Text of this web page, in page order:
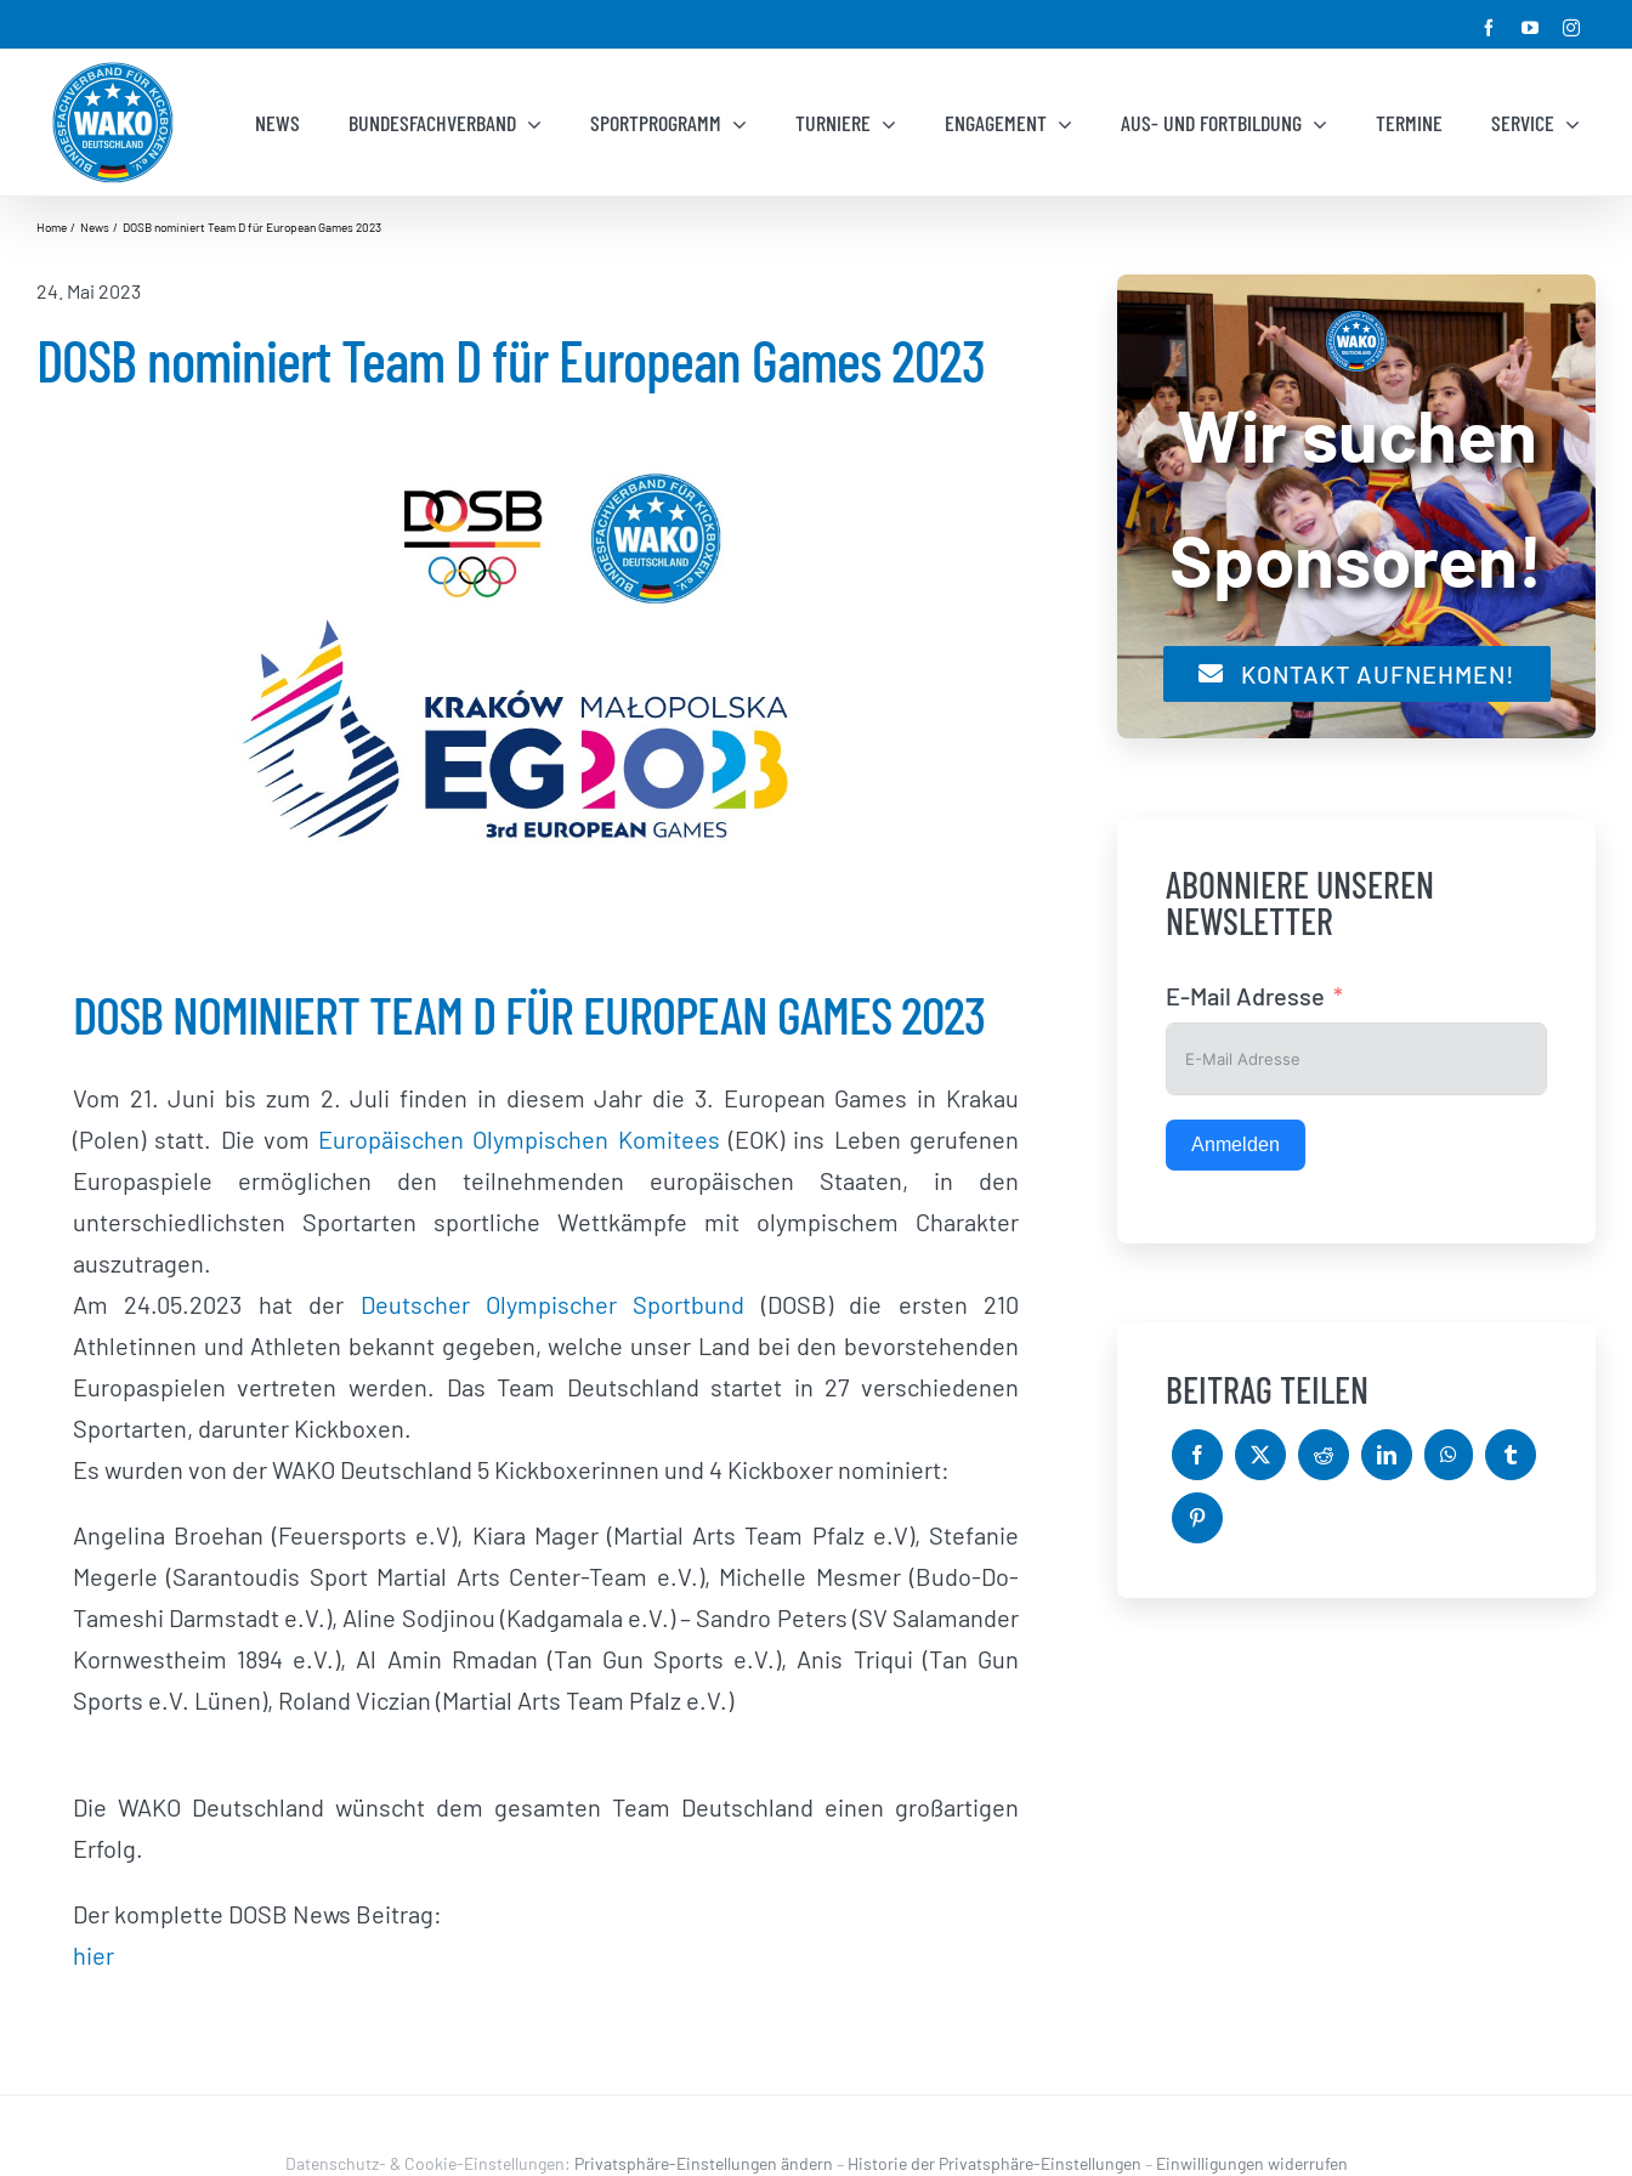
springen
FacebookYouTube
NEWS BUNDESFACHVERBAND SPORTPROGRAMM TURNIERE ENGAGEMENT AUS- UND FORTBILDUNG TERMINE SERVICE
Home News DOSB nominiert Team D für European Games 2023
24. Mai 2023
DOSB nominiert Team D für European Games 2023
DOSB NOMINIERT TEAM D FÜR EUROPEAN GAMES 2023
Vom 21. Juni bis zum 2. Juli finden in diesem Jahr die 3. European Games in Krakau
(Polen) statt. Die vom Europäischen Olympischen Komitees (EOK) ins Leben gerufenen
Europaspiele ermöglichen den teilnehmenden europäischen Staaten, in den
unterschiedlichsten Sportarten sportliche Wettkämpfe mit olympischem Charakter
auszutragen.
Am 24.05.2023 hat der Deutscher Olympischer Sportbund (DOSB) die ersten 210
Athletinnen und Athleten bekannt gegeben, welche unser Land bei den bevorstehenden
Europaspielen vertreten werden. Das Team Deutschland startet in 27 verschiedenen
Sportarten, darunter Kickboxen.
Es wurden von der WAKO Deutschland 5 Kickboxerinnen und 4 Kickboxer nominiert:
Angelina Broehan (Feuersports e.V), Kiara Mager (Martial Arts Team Pfalz e.V), Stefanie
Megerle (Sarantoudis Sport Martial Arts Center-Team e.V.), Michelle Mesmer (Budo-Do-
Tameshi Darmstadt e.V.), Aline Sodjinou (Kadgamala e.V.) – Sandro Peters (SV Salamander
Kornwestheim 1894 e.V.), Al Amin Rmadan (Tan Gun Sports e.V.), Anis Triqui (Tan Gun
Sports e.V. Lünen), Roland Viczian (Martial Arts Team Pfalz e.V.)
Die WAKO Deutschland wünscht dem gesamten Team Deutschland einen großartigen
Erfolg.
Der komplette DOSB News Beitrag:
hier
Wir suchen
Sponsoren!
KONTAKT AUFNEHMEN!
ABONNIERE UNSEREN
NEWSLETTER
E-Mail Adresse
Anmelden
BEITRAG TEILEN
Datenschutz- & Cookie-Einstellungen: Privatsphäre-Einstellungen ändern – Historie der Privatsphäre-Einstellungen – Einwilligungen widerrufen